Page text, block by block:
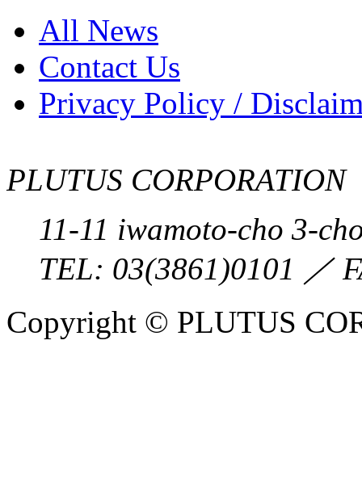
All News
Contact Us
Privacy Policy /
PLUTUS CORPORATION
11-11 iwamoto-cho 3-
TEL: 03(3861)0101 ／
Copyright © PLUTUS